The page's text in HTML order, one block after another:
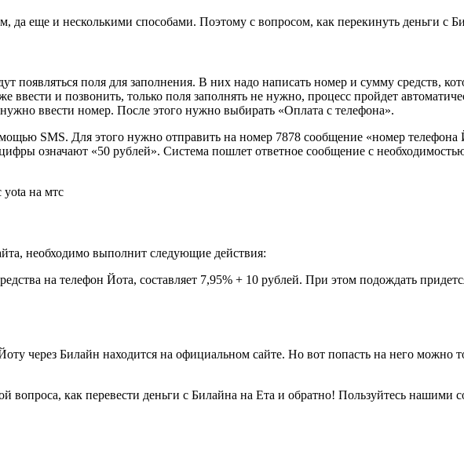
да еще и несколькими способами. Поэтому с вопросом, как перекинуть деньги с
появляться поля для заполнения. В них надо написать номер и сумму средств,
и позвонить, только поля заполнять не нужно, процесс пройдет
ввести номер. После этого нужно выбирать «Оплата с телефона».
SMS. Для этого нужно отправить на номер 7878 сообщение «номер
означают «50 рублей». Система пошлет ответное сообщение с
необходимо выполнит следующие действия:
на телефон Йота, составляет 7,95% + 10 рублей. При этом подождать
через Билайн находится на официальном сайте. Но вот попасть на него можно
вопроса, как перевести деньги с Билайна на Ета и обратно! Пользуйтесь нашими